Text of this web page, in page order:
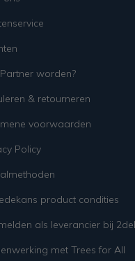
worden?
& retourneren
voorwaarden
Policy
product condities
als leverancier bij
met Trees for All